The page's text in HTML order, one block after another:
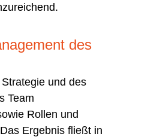
des
und des
Team
Rollen und
Ergebnis fließt in